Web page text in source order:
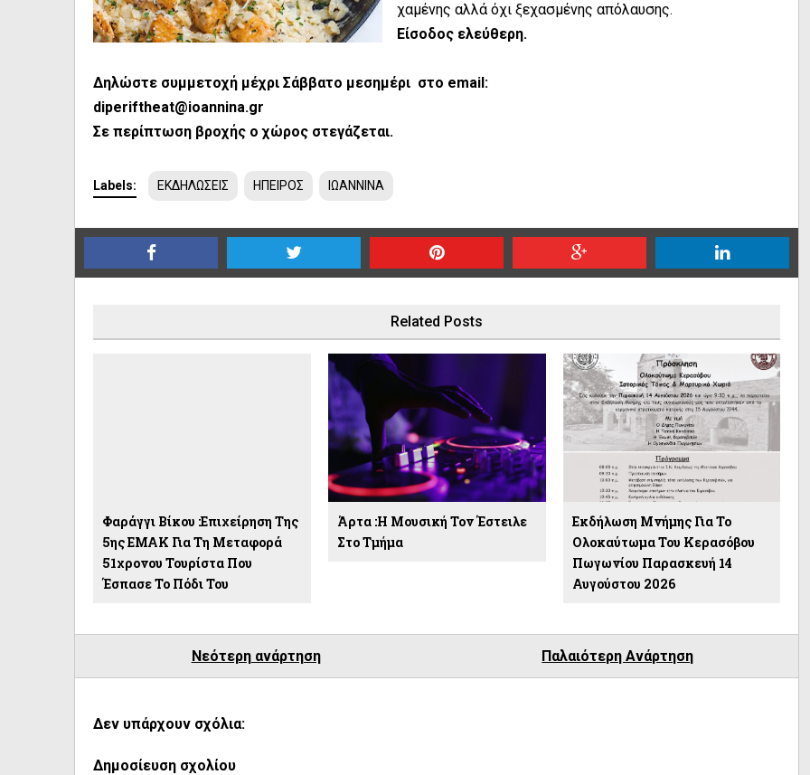
χαμένης αλλά όχι ξεχασμένης απόλαυσης.
Είσοδος ελεύθερη.
Δηλώστε συμμετοχή μέχρι Σάββατο μεσημέρι στο email:
diperiftheat@ioannina.gr
Σε περίπτωση βροχής ο χώρος στεγάζεται.
Labels: ΕΚΔΗΛΩΣΕΙΣ ΗΠΕΙΡΟΣ ΙΩΑΝΝΙΝΑ
Related Posts
Φαράγγι Βίκου :Επιχείρηση Της
5ης ΕΜΑΚ Για Τη Μεταφορά
51χρονου Τουρίστα Που
Έσπασε Το Πόδι Του
Άρτα :Η Μουσική Τον Έστειλε
Στο Τμήμα
Εκδήλωση Μνήμης Για Το
Ολοκαύτωμα Του Κερασόβου
Πωγωνίου Παρασκευή 14
Αυγούστου 2026
Νεότερη ανάρτηση Παλαιότερη Ανάρτηση
Δεν υπάρχουν σχόλια:
Δημοσίευση σχολίου